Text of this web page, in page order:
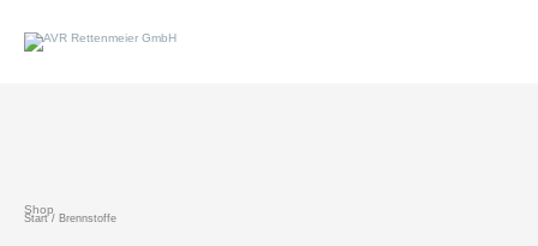
Inhalt
springen
Shop
Start/ Brennstoffe